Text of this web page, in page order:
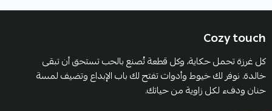
Cozy touch
كل غرزة تحمل حكاية، وكل قطعة تُصنع بالحب تستحق أن تبقى
خالدة. نوفر لك خيوط وأدوات تفتح لك باب الإبداع وتضيف لمسة
حنان ودفء لكل زاوية من حياتك.